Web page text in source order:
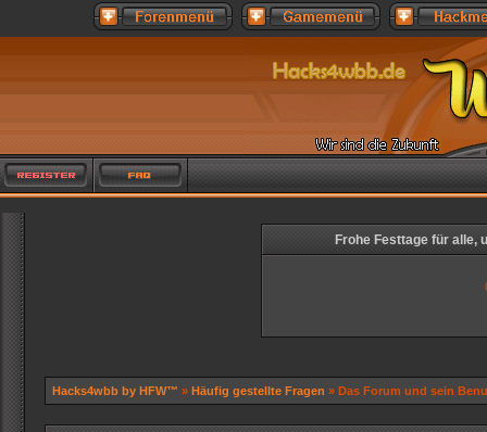
Frohe Festtage für alle,
Hacks4wbb by HFW™ » Häufig gestellte Fragen » Das Forum und sein